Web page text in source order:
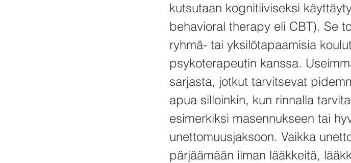
kutsutaan kognitiiviseksi
behavioral therapy eli CBT). Se
ryhmä- tai yksilötapaamisia
psykoterapeutin kanssa.
sarjasta, jotkut tarvitsevat
apua silloinkin, kun rinnalla
esimerkiksi masennukseen tai
unettomuusjaksoon. Vaikka
pärjäämään ilman lääkkeitä,